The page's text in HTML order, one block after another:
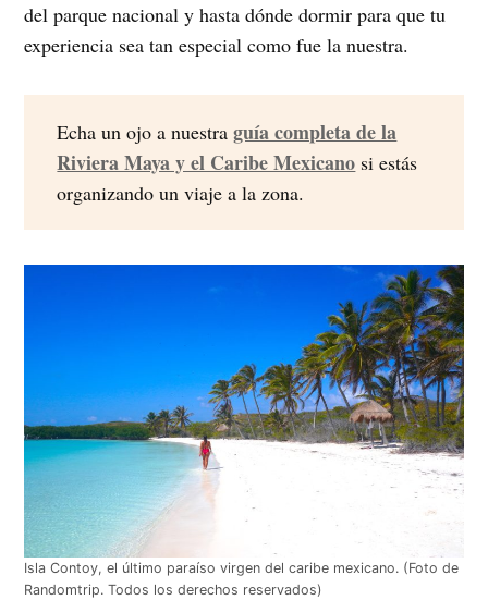
del parque nacional y hasta dónde dormir para que tu
experiencia sea tan especial como fue la nuestra.
Echa un ojo a nuestraguía completa de la
Riviera Maya y el Caribe Mexicano si estás
organizando un viaje a la zona.
Isla Contoy, el último paraíso virgen del caribe mexicano. (Foto de
Randomtrip. Todos los derechos reservados)